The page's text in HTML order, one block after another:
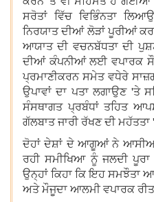
ਸਰੋਤਾਂ ਵਿੱਚ ਵਿਭਿੰਨਤਾ
ਨਿਰਯਾਤ ਦੀਆਂ ਲੋੜਾਂ ਪੂਰੀਆਂ
ਆਯਾਤ ਦੀ ਵਚਨਬੱਧਤਾ ਦੀ
ਦੀਆਂ ਕੰਪਨੀਆਂ ਲਈ ਵਪਾਰਕ
ਪ੍ਰਮਾਣੀਕਰਨ ਸਮੇਤ ਵਧੇਰੇ
ਉਪਾਵਾਂ ਦਾ ਪਤਾ ਲਗਾਉਣ
ਸੰਸਥਾਗਤ ਪ੍ਰਬੰਧਾਂ ਤਹਿਤ
ਗੱਲਬਾਤ ਜਾਰੀ ਰੱਖਣ ਦੀ ਮਹੱਤਤਾ
ਦੋਹਾਂ ਦੇਸ਼ਾਂ ਦੇ ਆਗੂਆਂ ਨੇ
ਰਹੀ ਸਮੀਖਿਆ ਨੂੰ ਜਲਦੀ
ਉਨ੍ਹਾਂ ਕਿਹਾ ਕਿ ਇਹ ਸਮਝੌਤਾ
ਅਤੇ ਮੌਜੂਦਾ ਆਲਮੀ ਵਪਾਰਕ